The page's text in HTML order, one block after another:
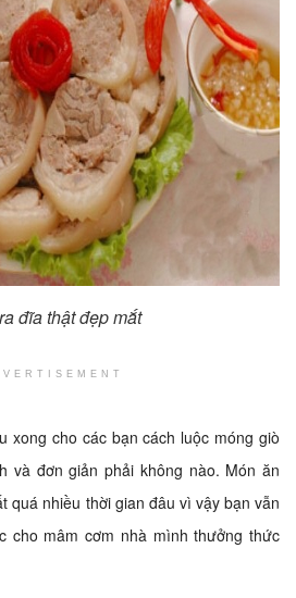
đĩa thật đẹp mắt
xong cho các bạn cách luộc móng giò
và đơn giản phải không nào. Món ăn
quá nhiều thời gian đâu vì vậy bạn vẫn
cho mâm cơm nhà mình thưởng thức